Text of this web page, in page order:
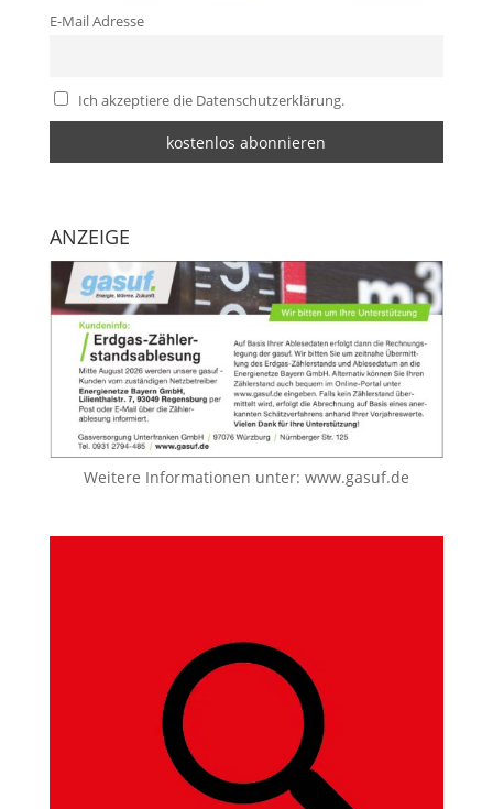
E-Mail Adresse
Ich akzeptiere die Datenschutzerklärung.
ANZEIGE
Weitere Informationen unter: www.gasuf.de